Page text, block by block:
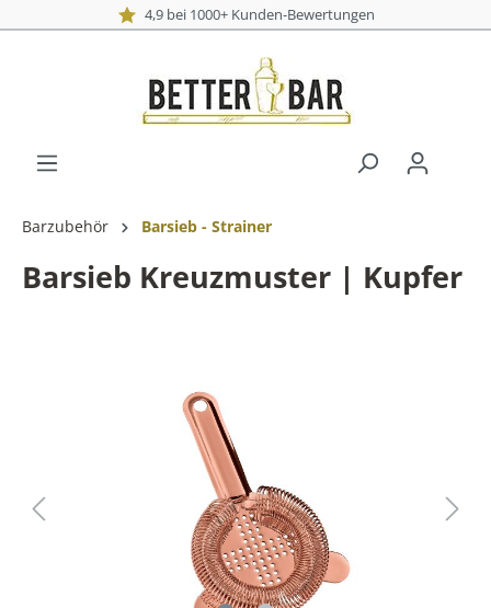
4,9 bei 1000+ Kunden-Bewertungen
Barzubehör Barsieb - Strainer
Barsieb Kreuzmuster | Kupfer